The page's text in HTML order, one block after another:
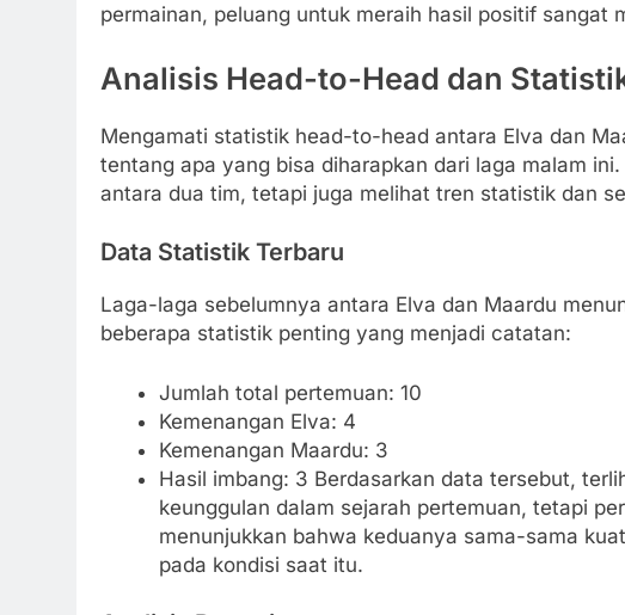
permainan, peluang untuk meraih hasil positif sangat
Analisis Head-to-Head dan
Mengamati statistik head-to-head antara Elva dan
tentang apa yang bisa diharapkan dari laga malam
antara dua tim, tetapi juga melihat tren statistik dan
Data Statistik Terbaru
Laga-laga sebelumnya antara Elva dan Maardu
beberapa statistik penting yang menjadi catatan:
Jumlah total pertemuan: 10
Kemenangan Elva: 4
Kemenangan Maardu: 3
Hasil imbang: 3 Berdasarkan data tersebut,
keunggulan dalam sejarah pertemuan, tetapi
menunjukkan bahwa keduanya sama-sama
pada kondisi saat itu.